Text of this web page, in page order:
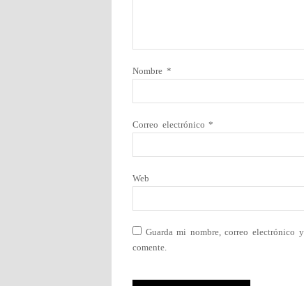
Nombre *
Correo electrónico*
Web
Guarda mi nombre, correo electrónico
comente.